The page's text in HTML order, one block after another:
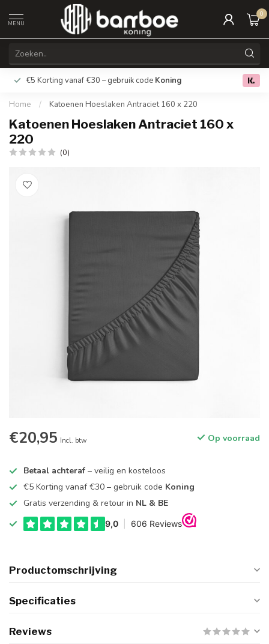
MENU
0
€5 Korting vanaf €30 – gebruik code Koning Gratis
Home / Katoenen Hoeslaken Antraciet 160 x 220
Katoenen Hoeslaken Antraciet 160 x
220
(0)
€20,95 Incl. btw Op voorraad
Betaal achteraf – veilig en kosteloos
€5 Korting vanaf €30 – gebruik code Koning
Gratis verzending & retour in NL & BE
Productomschrijving
Specificaties
Reviews